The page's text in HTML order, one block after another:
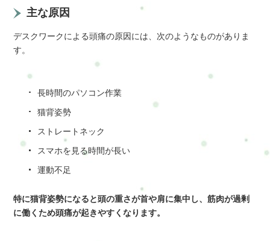
主な原因
デスクワークによる頭痛の原因には、次のようなものがありま
す。
長時間のパソコン作業
猫背姿勢
ストレートネック
スマホを見る時間が長い
運動不足
特に猫背姿勢になると頭の重さが首や肩に集中し、筋肉が過剰
に働くため頭痛が起きやすくなります。